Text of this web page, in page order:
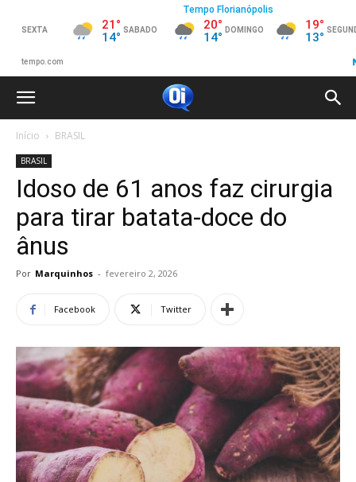
Início BRASIL
BRASIL
Idoso de 61 anos faz cirurgia
para tirar batata-doce do
ânus
Por Marquinhos - fevereiro 2, 2026
Facebook Twitter